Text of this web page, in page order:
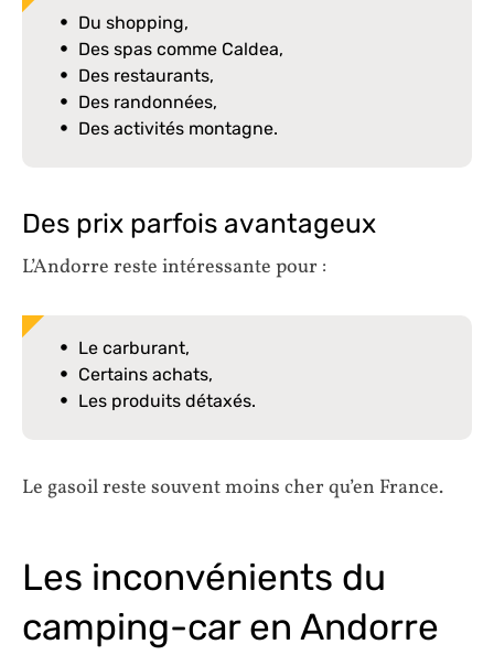
Du shopping,
Des spas comme Caldea,
Des restaurants,
Des randonnées,
Des activités montagne.
Des prix parfois avantageux
L’Andorre reste intéressante pour :
Le carburant,
Certains achats,
Les produits détaxés.
Le gasoil reste souvent moins cher qu’en France.
Les inconvénients du
camping-car en Andorre